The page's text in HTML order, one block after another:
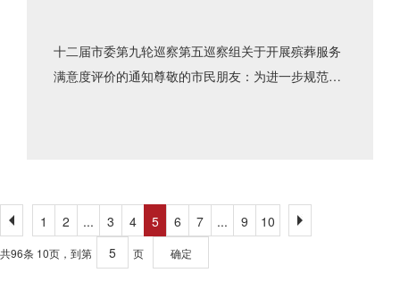
十二届市委第九轮巡察第五巡察组关于开展殡葬服务
满意度评价的通知尊敬的市民朋友：为进一步规范殡
1 2 ... 3 4 5 6 7 ... 9 10
共96条 10页，到第 页 确定